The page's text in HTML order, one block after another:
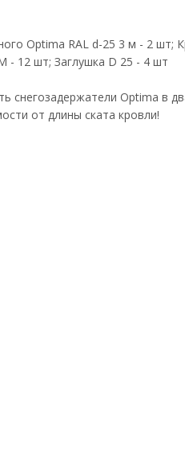
Optima RAL d-25 3 м - 2
- 12 шт; Заглушка D 25 - 4 шт
снегозадержатели Optima в
от длины ската кровли!